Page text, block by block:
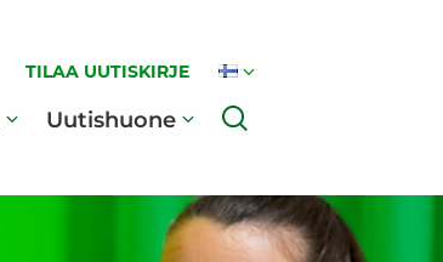
TILAA UUTISKIRJE
Uutishuone